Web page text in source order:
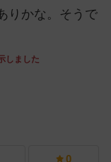
りかな。そうで
しました
0